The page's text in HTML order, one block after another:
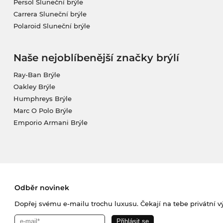
Persol Sluneční brýle
Carrera Sluneční brýle
Polaroid Sluneční brýle
Naše nejoblíbenější značky brýlí
Ray-Ban Brýle
Oakley Brýle
Humphreys Brýle
Marc O Polo Brýle
Emporio Armani Brýle
Odběr novinek
Dopřej svému e-mailu trochu luxusu. Čekají na tebe privátní